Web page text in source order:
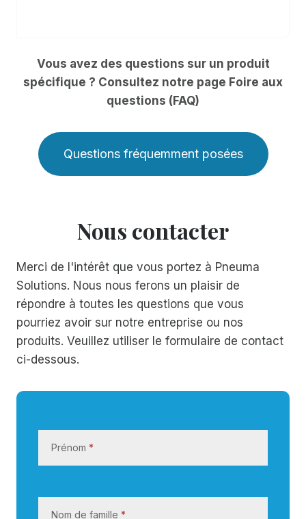
Vous avez des questions sur un produit
spécifique ? Consultez notre page Foire aux
questions (FAQ)
Questions fréquemment posées
Nous contacter
Merci de l'intérêt que vous portez à Pneuma
Solutions. Nous nous ferons un plaisir de
répondre à toutes les questions que vous
pourriez avoir sur notre entreprise ou nos
produits. Veuillez utiliser le formulaire de contact
ci-dessous.
c
Prénom *
Nom de famille *